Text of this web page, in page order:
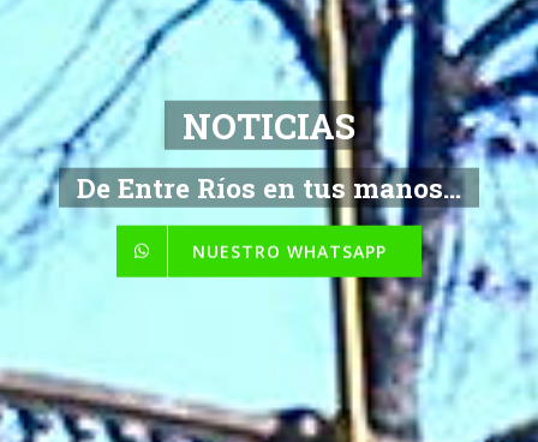
Toda la Informacion
De Entre Ríos en tus manos...
NUESTRO WHATSAPP